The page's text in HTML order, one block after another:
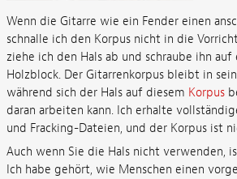
Wenn die Gitarre wie ein Fender einen
schnalle ich den Korpus nicht in die
ziehe ich den Hals ab und schraube ihn
Holzblock. Der Gitarrenkorpus bleibt in
während sich der Hals auf diesem Korpus
daran arbeiten kann. Ich erhalte
und Fracking-Dateien, und der Korpus ist
Auch wenn Sie die Hals nicht verwenden,
Ich habe gehört, wie Menschen einen